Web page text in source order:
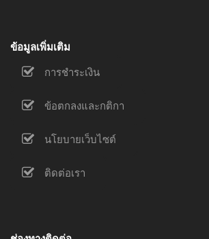
ข้อมูลเพิ่มเติม
การชำระเงิน
ข้อตกลงและกติกา
นโยบายเว็บไซต์
ติดต่อเรา